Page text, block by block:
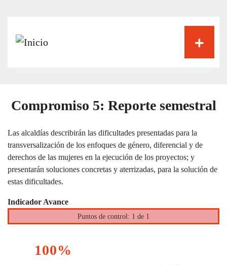
Compromiso 5: Reporte semestral
Las alcaldías describirán las dificultades presentadas para la
transversalización de los enfoques de género, diferencial y de
derechos de las mujeres en la ejecución de los proyectos; y
presentarán soluciones concretas y aterrizadas, para la solución de
estas dificultades.
Indicador Avance
Puntos de control: 1 de 1
100%